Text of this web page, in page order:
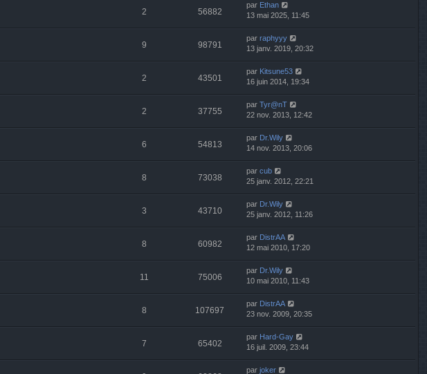
2 56882
par Ethan
13 mai 2025, 11:45
9 98791
par raphyyy
13 janv. 2019, 20:32
2 43501
par Kitsune53
16 juin 2014, 19:34
2 37755
par Tyr@nT
22 nov. 2013, 12:42
6 54813
par Dr.Wily
14 nov. 2013, 20:06
8 73038
par cub
25 janv. 2012, 22:21
3 43710
par Dr.Wily
25 janv. 2012, 11:26
8 60982
par DistrAA
12 mai 2010, 17:20
11 75006
par Dr.Wily
10 mai 2010, 11:43
8 107697
par DistrAA
23 nov. 2009, 20:35
7 65402
par Hard-Gay
16 juil. 2009, 23:44
par joker